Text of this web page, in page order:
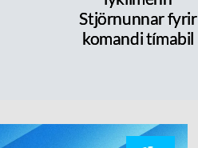
Stjörnunnar fyrir
komandi tímabil